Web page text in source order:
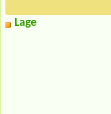
Lage